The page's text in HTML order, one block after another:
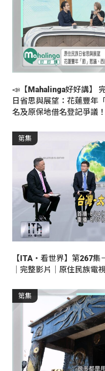
📣【Mahalinga好好講】
日省思與展望：花蓮豐年
名及原保地借名登記爭議
第集
【ITA・看世界】第267
｜完整影片｜原住民族電
第集